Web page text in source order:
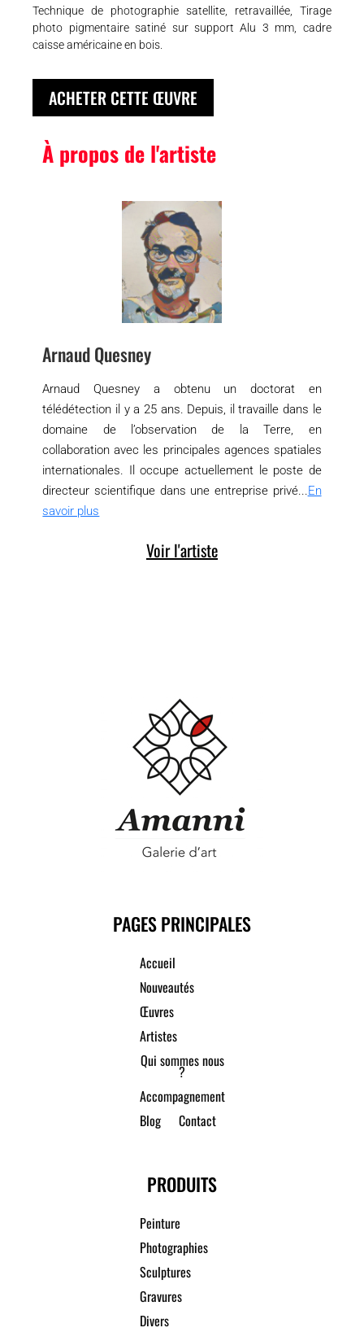
Technique de photographie satellite, retravaillée, Tirage
photo pigmentaire satiné sur support Alu 3 mm, cadre
caisse américaine en bois.
ACHETER CETTE ŒUVRE
À propos de l'artiste
Arnaud Quesney
Arnaud Quesney a obtenu un doctorat en
télédétection il y a 25 ans. Depuis, il travaille dans le
domaine de l’observation de la Terre, en
collaboration avec les principales agences spatiales
internationales. Il occupe actuellement le poste de
directeur scientifique dans une entreprise privé...En
savoir plus
Voir l'artiste
PAGES PRINCIPALES
Accueil
Nouveautés
Œuvres
Artistes
Qui sommes nous
?
Accompagnement
Blog
Contact
PRODUITS
Peinture
Photographies
Sculptures
Gravures
Divers